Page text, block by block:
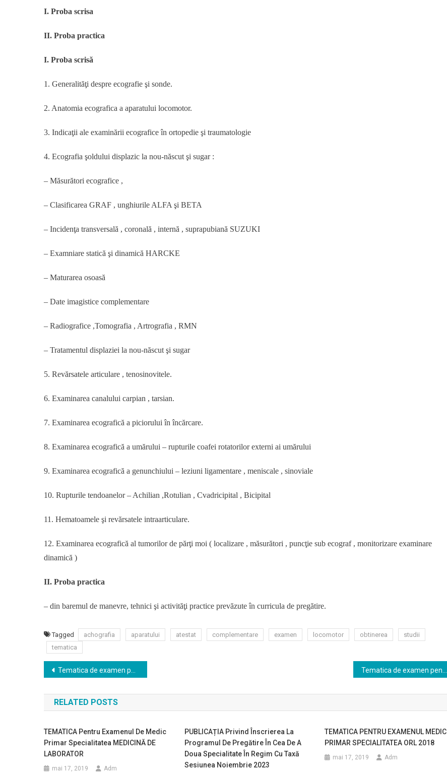
In
Aparatului
I. Proba scrisa
II. Proba practica
I. Proba scrisă
1. Generalităţi despre ecografie şi sonde.
2. Anatomia ecografica a aparatului locomotor.
3. Indicaţii ale examinării ecografice în ortopedie şi traumatologie
4. Ecografia şoldului displazic la nou-născut şi sugar :
– Măsurători ecografice ,
– Clasificarea GRAF , unghiurile ALFA şi BETA
– Incidenţa transversală , coronală , internă , suprapubiană SUZUKI
– Examniare statică şi dinamică HARCKE
– Maturarea osoasă
– Date imagistice complementare
– Radiografice ,Tomografia , Artrografia , RMN
– Tratamentul displaziei la nou-născut şi sugar
5. Revărsatele articulare , tenosinovitele.
6. Examinarea canalului carpian , tarsian.
7. Examinarea ecografică a piciorului în încărcare.
8. Examinarea ecografică a umărului – rupturile coafei rotatorilor externi ai umărului
9. Examinarea ecografică a genunchiului – leziuni ligamentare , meniscale , sinoviale
10. Rupturile tendoanelor – Achilian ,Rotulian , Cvadricipital , Bicipital
11. Hematoamele şi revărsatele intraarticulare.
12. Examinarea ecografică al tumorilor de părţi moi ( localizare , măsurători , puncţie sub ecograf , monitorizare examinare
dinamică )
II. Proba practica
– din baremul de manevre, tehnici şi activităţi practice prevăzute în curricula de pregătire.
Tagged achografia aparatului atestat complementare examen locomotor obtinerea
studii
tematica
Navigare
în
articole
Tematica de examen pentru obţinerea atestatului de studii complementare in Echocardiografie generala
RELATED POSTS
TEMATICA Pentru Examenul De Medic
Primar Specialitatea MEDICINĂ DE
LABORATOR
mai 17, 2019 Adm
PUBLICAȚIA Privind Înscrierea La
Programul De Pregătire În Cea De A
Doua Specialitate În Regim Cu Taxă
Sesiunea Noiembrie 2023
TEMATICA PENTRU EXAMENUL MEDIC
PRIMAR SPECIALITATEA ORL 2018
mai 17, 2019 Adm